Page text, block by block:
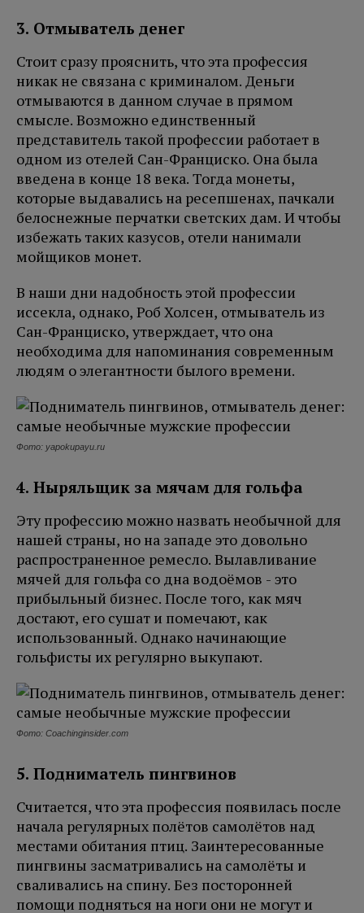
3. Отмыватель денег
Стоит сразу прояснить, что эта профессия
никак не связана с криминалом. Деньги
отмываются в данном случае в прямом
смысле. Возможно единственный
представитель такой профессии работает в
одном из отелей Сан-Франциско. Она была
введена в конце 18 века. Тогда монеты,
которые выдавались на ресепшенах, пачкали
белоснежные перчатки светских дам. И чтобы
избежать таких казусов, отели нанимали
мойщиков монет.
В наши дни надобность этой профессии
иссекла, однако, Роб Холсен, отмыватель из
Сан-Франциско, утверждает, что она
необходима для напоминания современным
людям о элегантности былого времени.
Фото: yapokupayu.ru
4. Ныряльщик за мячам для гольфа
Эту профессию можно назвать необычной для
нашей страны, но на западе это довольно
распространенное ремесло. Вылавливание
мячей для гольфа со дна водоёмов - это
прибыльный бизнес. После того, как мяч
достают, его сушат и помечают, как
использованный. Однако начинающие
гольфисты их регулярно выкупают.
Фото: Coachinginsider.com
5. Подниматель пингвинов
Считается, что эта профессия появилась после
начала регулярных полётов самолётов над
местами обитания птиц. Заинтересованные
пингвины засматривались на самолёты и
сваливались на спину. Без посторонней
помощи подняться на ноги они не могут и